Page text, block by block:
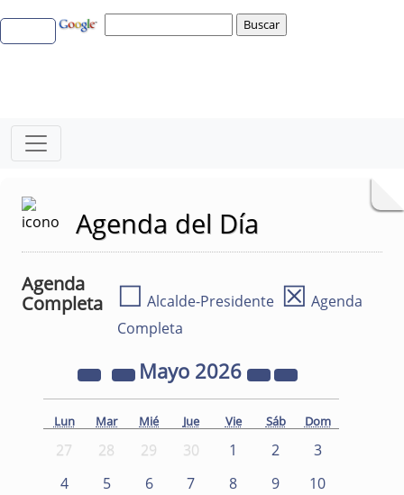
Agenda del Día
Agenda
Completa
☐ Alcalde-Presidente ☒ Agenda
Completa
Mayo 2026
Lun Mar Mié Jue Vie Sáb Dom
27 28 29 30 1 2
3
4
5 6 7 8 9
10